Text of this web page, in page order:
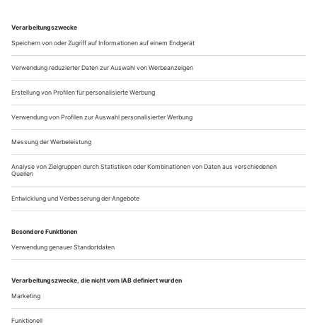
dunkelziffer» im Wiener Volkstheater (eine...
Das andere England
Paines Plough wird dreißig und verteilt Stückaufträge an Enda
Walsh, David Greig, Philip Ridley und Douglas Maxwell; April de
Angelis’ neues Stück «Wild East» am Royal Court – auf der Insel
blüht New Writing
Man wird ja nicht alle Jahre dreißig. Dachte sich Paines
Plough und gönnte sich zum runden Geburtstag mal was
ganz Besonderes: Man schenkte sich selbst acht neue Stücke.
Eigentlich nur folgerichtig. Paines Plough ist Englands
wichtigstes «New Writing»-Theater ohne feste Bühne, das
heißt, man tourt Frischgeschriebenes durch’s gesamte
Vereinigte Königreich. Die...